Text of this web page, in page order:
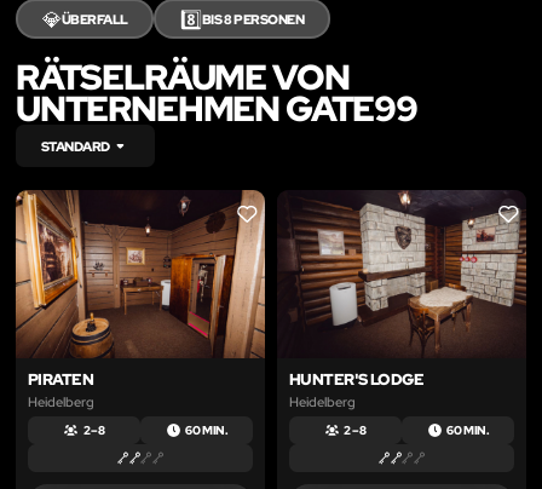
💎ÜBERFALL 8️⃣BIS 8 PERSONEN
RÄTSELRÄUME VON
UNTERNEHMEN GATE99
STANDARD
LIKE
PIRATEN
Heidelberg
2 – 8 60 MIN.
LIKE
HUNTER'S LODGE
Heidelberg
2 – 8 60 MIN.